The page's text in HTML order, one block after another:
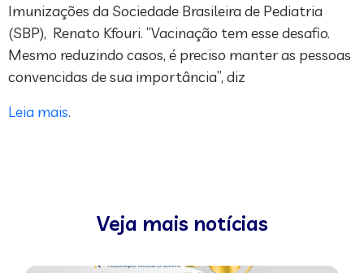
Imunizações da Sociedade Brasileira de Pediatria
(SBP), Renato Kfouri. “Vacinação tem esse desafio.
Mesmo reduzindo casos, é preciso manter as pessoas
convencidas de sua importância”, diz
Leia mais.
Veja mais notícias